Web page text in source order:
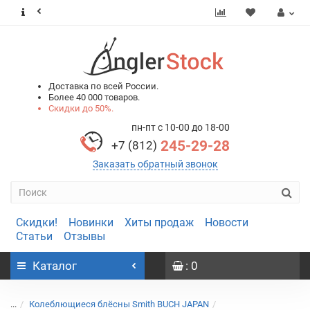
Доставка по всей России.
Более 40 000 товаров.
Скидки до 50%.
пн-пт с 10-00 до 18-00
+7 (812) 245-29-28
Заказать обратный звонок
Скидки! Новинки Хиты продаж
Новости
Статьи
Отзывы
Каталог : 0
... Колеблющиеся блёсны Smith BUCH JAPAN